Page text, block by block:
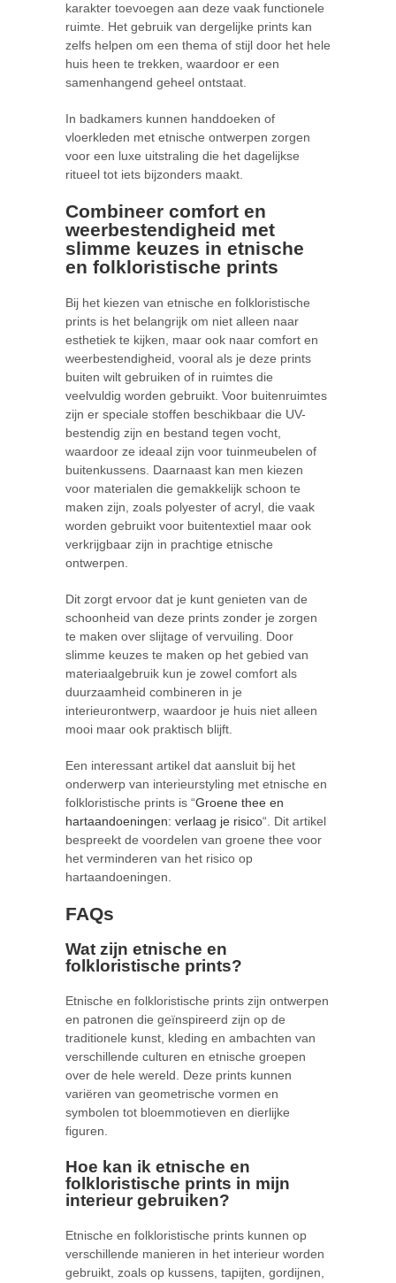
karakter toevoegen aan deze vaak functionele
ruimte. Het gebruik van dergelijke prints kan
zelfs helpen om een thema of stijl door het hele
huis heen te trekken, waardoor er een
samenhangend geheel ontstaat.
In badkamers kunnen handdoeken of
vloerkleden met etnische ontwerpen zorgen
voor een luxe uitstraling die het dagelijkse
ritueel tot iets bijzonders maakt.
Combineer comfort en
weerbestendigheid met
slimme keuzes in etnische
en folkloristische prints
Bij het kiezen van etnische en folkloristische
prints is het belangrijk om niet alleen naar
esthetiek te kijken, maar ook naar comfort en
weerbestendigheid, vooral als je deze prints
buiten wilt gebruiken of in ruimtes die
veelvuldig worden gebruikt. Voor buitenruimtes
zijn er speciale stoffen beschikbaar die UV-
bestendig zijn en bestand tegen vocht,
waardoor ze ideaal zijn voor tuinmeubelen of
buitenkussens. Daarnaast kan men kiezen
voor materialen die gemakkelijk schoon te
maken zijn, zoals polyester of acryl, die vaak
worden gebruikt voor buitentextiel maar ook
verkrijgbaar zijn in prachtige etnische
ontwerpen.
Dit zorgt ervoor dat je kunt genieten van de
schoonheid van deze prints zonder je zorgen
te maken over slijtage of vervuiling. Door
slimme keuzes te maken op het gebied van
materiaalgebruik kun je zowel comfort als
duurzaamheid combineren in je
interieurontwerp, waardoor je huis niet alleen
mooi maar ook praktisch blijft.
Een interessant artikel dat aansluit bij het
onderwerp van interieurstyling met etnische en
folkloristische prints is “Groene thee en
hartaandoeningen: verlaag je risico“. Dit artikel
bespreekt de voordelen van groene thee voor
het verminderen van het risico op
hartaandoeningen.
FAQs
Wat zijn etnische en
folkloristische prints?
Etnische en folkloristische prints zijn ontwerpen
en patronen die geïnspireerd zijn op de
traditionele kunst, kleding en ambachten van
verschillende culturen en etnische groepen
over de hele wereld. Deze prints kunnen
variëren van geometrische vormen en
symbolen tot bloemmotieven en dierlijke
figuren.
Hoe kan ik etnische en
folkloristische prints in mijn
interieur gebruiken?
Etnische en folkloristische prints kunnen op
verschillende manieren in het interieur worden
gebruikt, zoals op kussens, tapijten, gordijnen,